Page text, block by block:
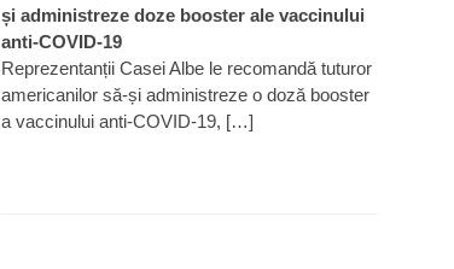
și administreze doze booster ale vaccinului
anti-COVID-19
Reprezentanții Casei Albe le recomandă tuturor
americanilor să-și administreze o doză booster
a vaccinului anti-COVID-19, […]